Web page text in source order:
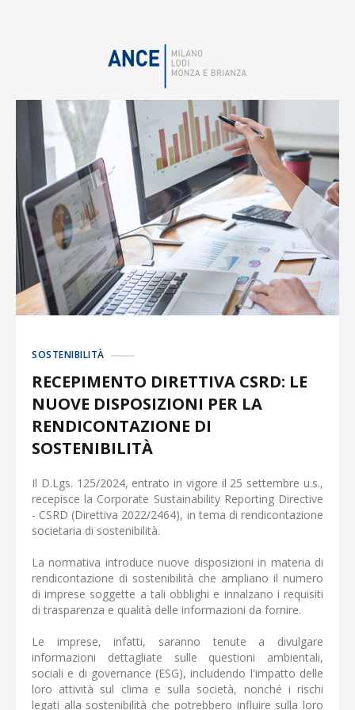
SOSTENIBILITÀ
RECEPIMENTO DIRETTIVA CSRD: LE
NUOVE DISPOSIZIONI PER LA
RENDICONTAZIONE DI
SOSTENIBILITÀ
Il D.Lgs. 125/2024, entrato in vigore il 25 settembre u.s.,
recepisce la Corporate Sustainability Reporting Directive
- CSRD (Direttiva 2022/2464), in tema di rendicontazione
societaria di sostenibilità.
La normativa introduce nuove disposizioni in materia di
rendicontazione di sostenibilità che ampliano il numero
di imprese soggette a tali obblighi e innalzano i requisiti
di trasparenza e qualità delle informazioni da fornire.
Le imprese, infatti, saranno tenute a divulgare
informazioni dettagliate sulle questioni ambientali,
sociali e di governance (ESG), includendo l'impatto delle
loro attività sul clima e sulla società, nonché i rischi
legati alla sostenibilità che potrebbero influire sulla loro